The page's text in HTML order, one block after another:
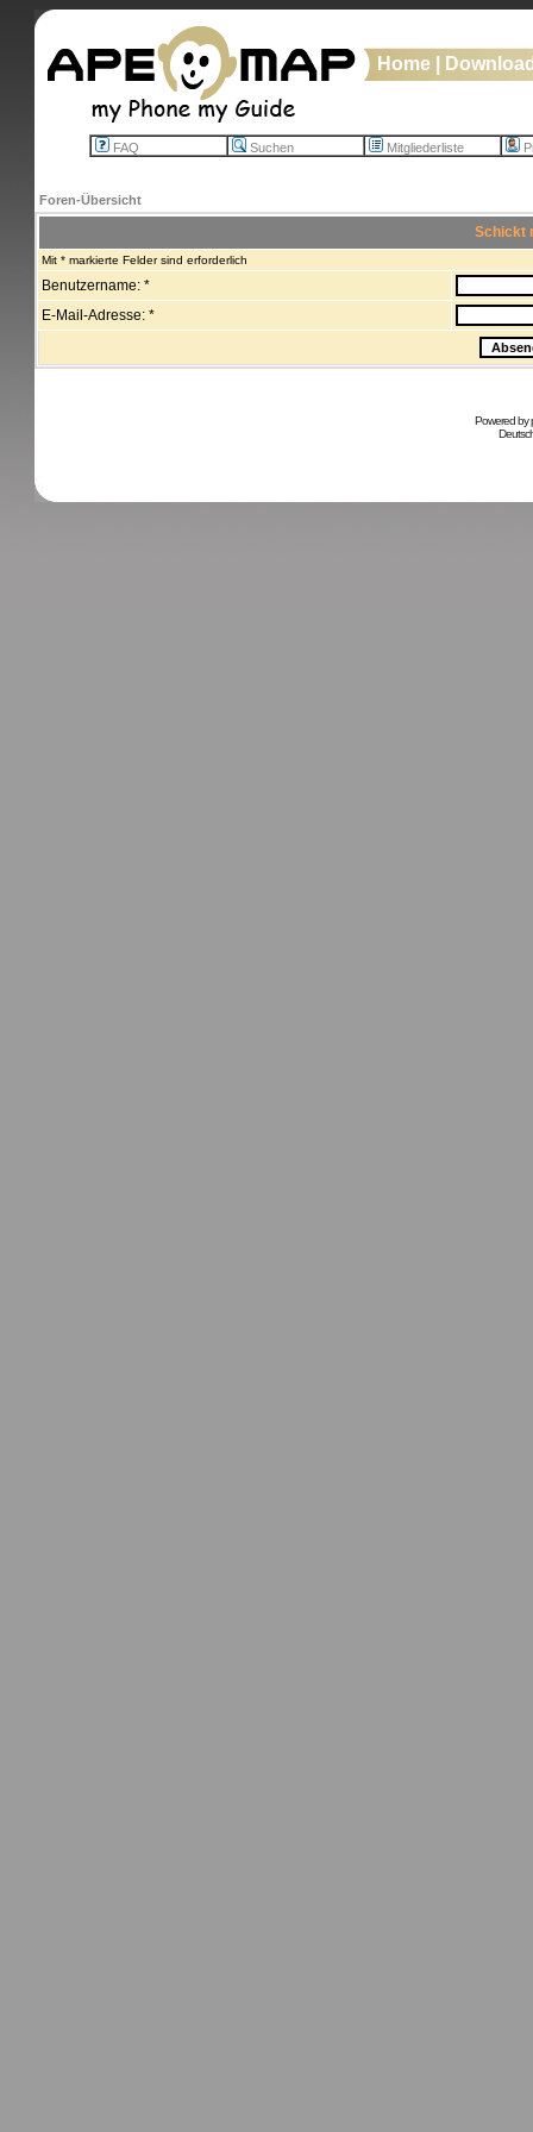
Home
FAQ Suchen Mitgliederliste
Foren-Übersicht
Schickt
Mit * markierte Felder sind erforderlich
Benutzername: *
E-Mail-Adresse: *
Powered by